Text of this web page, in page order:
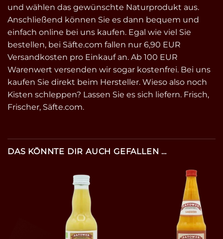
und wählen das gewünschte Naturprodukt aus.
Anschließend können Sie es dann bequem und
einfach online bei uns kaufen. Egal wie viel Sie
bestellen, bei Säfte.com fallen nur 6,90 EUR
Versandkosten pro Einkauf an. Ab 100 EUR
Warenwert versenden wir sogar kostenfrei. Bei uns
kaufen Sie direkt beim Hersteller. Wieso also noch
Kisten schleppen? Lassen Sie es sich liefern. Frisch,
Frischer, Säfte.com.
DAS KÖNNTE DIR AUCH GEFALLEN …